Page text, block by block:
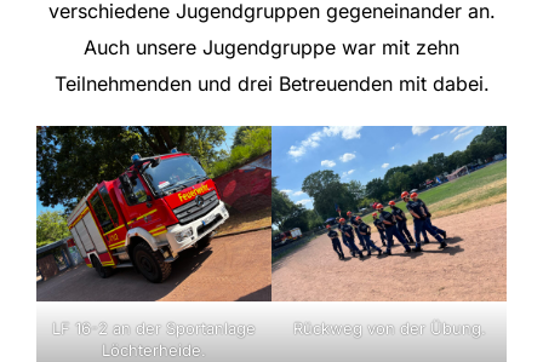
verschiedene Jugendgruppen gegeneinander an.
Auch unsere Jugendgruppe war mit zehn
Teilnehmenden und drei Betreuenden mit dabei.
LF 16-2 an der Sportanlage
Löchterheide.
Rückweg von der Übung.